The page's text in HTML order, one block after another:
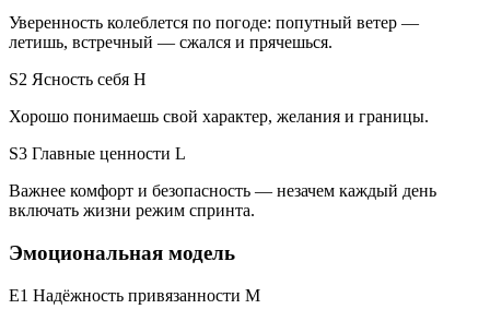
Уверенность колеблется по погоде: попутный ветер —
летишь, встречный — сжался и прячешься.
S2 Ясность себя H
Хорошо понимаешь свой характер, желания и границы.
S3 Главные ценности L
Важнее комфорт и безопасность — незачем каждый день
включать жизни режим спринта.
Эмоциональная модель
E1 Надёжность привязанности M